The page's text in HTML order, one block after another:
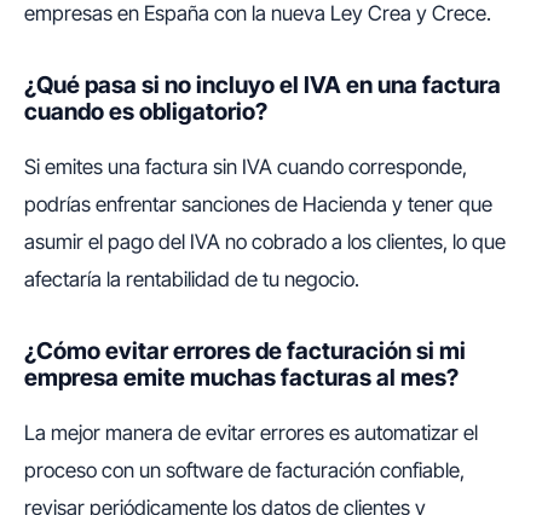
empresas en España con la nueva Ley Crea y Crece.
¿Qué pasa si no incluyo el IVA en una factura
cuando es obligatorio?
Si emites una factura sin IVA cuando corresponde,
podrías enfrentar sanciones de Hacienda y tener que
asumir el pago del IVA no cobrado a los clientes, lo que
afectaría la rentabilidad de tu negocio.
¿Cómo evitar errores de facturación si mi
empresa emite muchas facturas al mes?
La mejor manera de evitar errores es automatizar el
proceso con un software de facturación confiable,
revisar periódicamente los datos de clientes y